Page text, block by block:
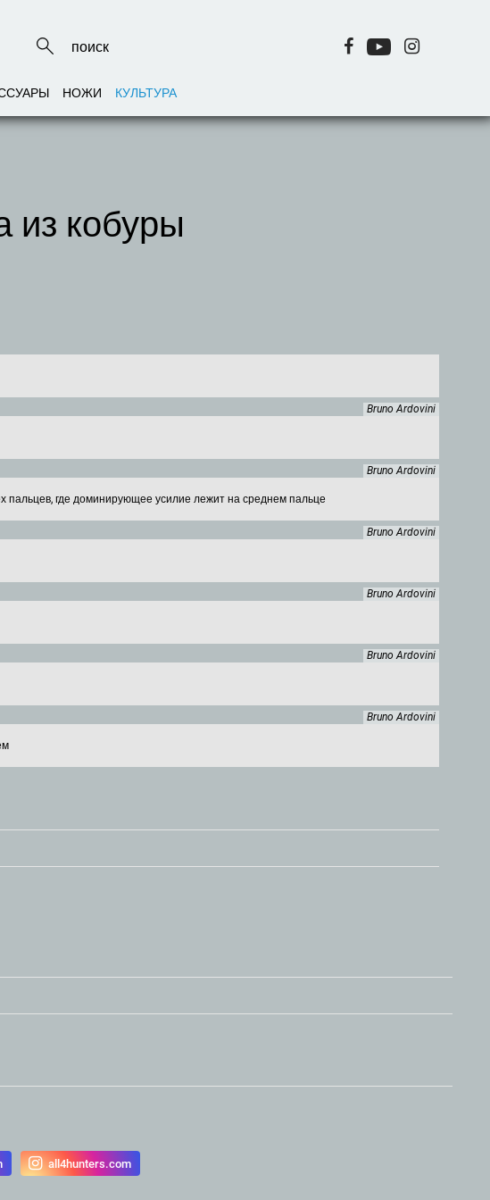
НОЖИ КУЛЬТУРА
из кобуры
Bruno Ardovini
Bruno Ardovini
пальцев, где доминирующее усилие лежит на среднем пальце
Bruno Ardovini
Bruno Ardovini
Bruno Ardovini
Bruno Ardovini
all4hunters.com